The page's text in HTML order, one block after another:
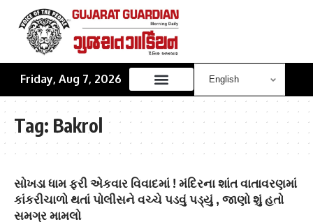
Friday, Aug 7, 2026
Tag: Bakrol
સોખડા ધામ ફરી એકવાર વિવાદમાં ! મંદિરના શાંત વાતાવરણમાં
કાંકરીચાળો થતાં પોલીસને વચ્ચે પડવું પડ્યું , જાણો શું હતો
સમગ્ર મામલો